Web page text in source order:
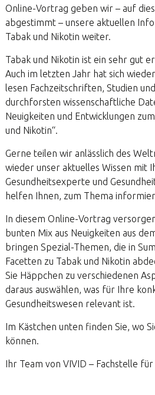
Online-Vortrag geben wir – auf
abgestimmt – unsere aktuellen
Tabak und Nikotin weiter.
Tabak und Nikotin ist ein sehr gut
Auch im letzten Jahr hat sich
lesen Fachzeitschriften, Studien
durchforsten wissenschaftliche
Neuigkeiten und Entwicklungen
und Nikotin“.
Gerne teilen wir anlässlich des
wieder unser aktuelles Wissen mit
Gesundheitsexperte und
helfen Ihnen, zum Thema
In diesem Online-Vortrag
bunten Mix aus Neuigkeiten aus
bringen Spezial-Themen, die in
Facetten zu Tabak und Nikotin
Sie Häppchen zu verschiedenen
daraus auswählen, was für Ihre
Gesundheitswesen relevant ist.
Im Kästchen unten finden Sie, wo
können.
Ihr Team von VIVID – Fachstelle